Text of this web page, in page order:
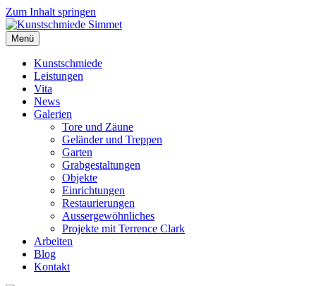
Zum Inhalt springen
Menü
Kunstschmiede
Leistungen
Vita
News
Galerien
Tore und Zäune
Geländer und Treppen
Garten
Grabgestaltungen
Objekte
Einrichtungen
Restaurierungen
Aussergewöhnliches
Projekte mit Terrence Clark
Arbeiten
Blog
Kontakt